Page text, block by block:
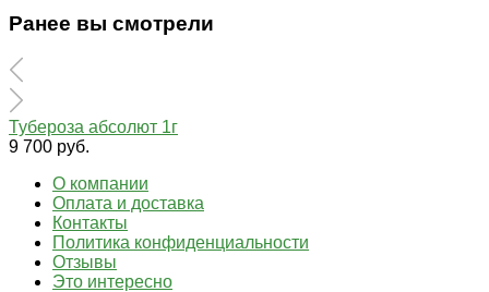
Ранее вы смотрели
Тубероза абсолют 1г
9 700 руб.
О компании
Оплата и доставка
Контакты
Политика конфиденциальности
Отзывы
Это интересно